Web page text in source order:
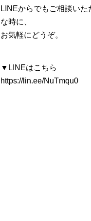
LINEからでもご相談い
な時に、
お気軽にどうぞ。
▼LINEはこちら
https://lin.ee/NuTmqu0